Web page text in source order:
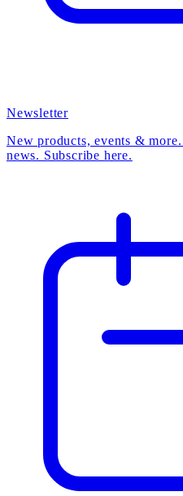
Newsletter
New products, events &
news. Subscribe here.